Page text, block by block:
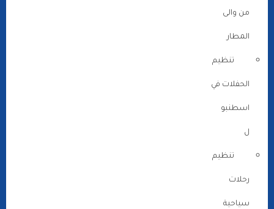
من والى
المطار
تنظيم
الحفلات في
اسطنبو
ل
تنظيم
رحلات
سياحية